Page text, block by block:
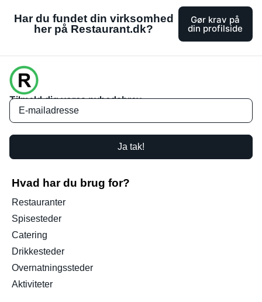
Har du fundet din virksomhed
her på Restaurant.dk?
Gør krav på
din profilside
Tilmeld dig vores nyhedsbrev
Ja tak!
Hvad har du brug for?
Restauranter
Spisesteder
Catering
Drikkesteder
Overnatningssteder
Aktiviteter